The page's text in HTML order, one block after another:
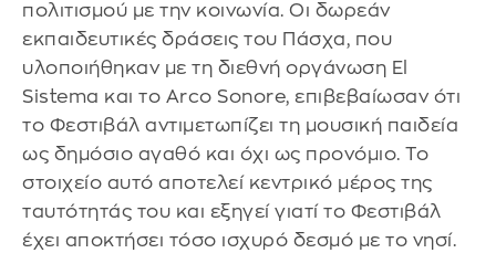
πολιτισμού με την κοινωνία. Οι δωρεάν
εκπαιδευτικές δράσεις του Πάσχα, που
υλοποιήθηκαν με τη διεθνή οργάνωση El
Sistema και το Arco Sonore, επιβεβαίωσαν ότι
το Φεστιβάλ αντιμετωπίζει τη μουσική παιδεία
ως δημόσιο αγαθό και όχι ως προνόμιο. Το
στοιχείο αυτό αποτελεί κεντρικό μέρος της
ταυτότητάς του και εξηγεί γιατί το Φεστιβάλ
έχει αποκτήσει τόσο ισχυρό δεσμό με το νησί.